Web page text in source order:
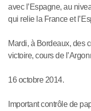
avec l’Espagne, au
qui relie la France et
Mardi, à Bordeaux, des
victoire, cours de
16 octobre 2014.
Important contrôle de